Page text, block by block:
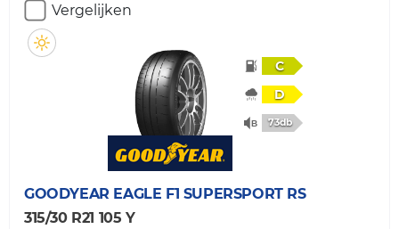
Vergelijken
C
D
73db
GOODYEAR EAGLE F1 SUPERSPORT RS
315/30 R21 105 Y